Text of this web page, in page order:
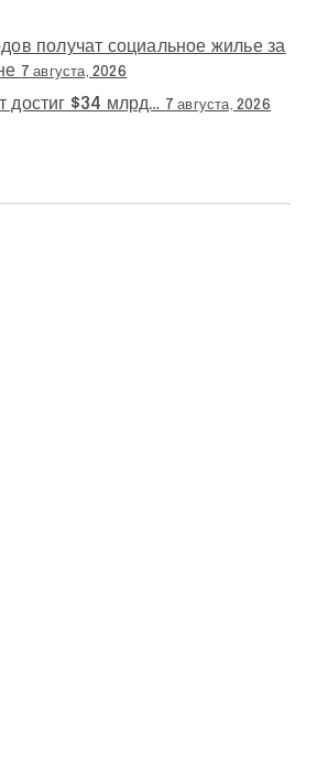
получат социальное жилье за
7 августа, 2026
достиг $34 млрд… 7 августа, 2026